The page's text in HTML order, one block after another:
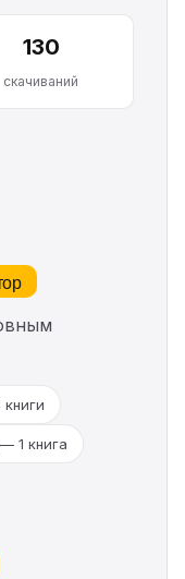
130
скачиваний
1 книга